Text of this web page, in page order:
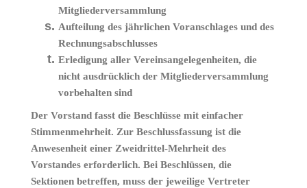
Mitgliederversammlung
Aufteilung des jährlichen Voranschlages und des
Rechnungsabschlusses
Erledigung aller Vereinsangelegenheiten, die
nicht ausdrücklich der Mitgliederversammlung
vorbehalten sind
Der Vorstand fasst die Beschlüsse mit einfacher
Stimmenmehrheit. Zur Beschlussfassung ist die
Anwesenheit einer Zweidrittel-Mehrheit des
Vorstandes erforderlich. Bei Beschlüssen, die
Sektionen betreffen, muss der jeweilige Vertreter